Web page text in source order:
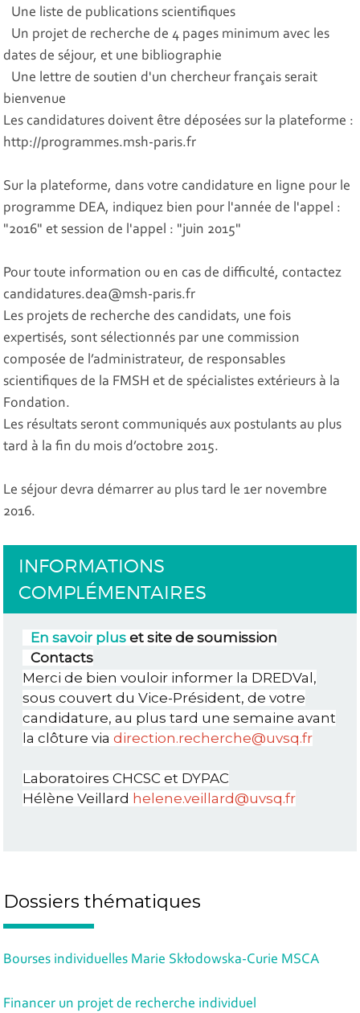
Une liste de publications scientifiques
Un projet de recherche de 4 pages minimum avec les
dates de séjour, et une bibliographie
Une lettre de soutien d'un chercheur français serait
bienvenue
Les candidatures doivent être déposées sur la plateforme :
http://programmes.msh-paris.fr
Sur la plateforme, dans votre candidature en ligne pour le
programme DEA, indiquez bien pour l'année de l'appel :
"2016" et session de l'appel : "juin 2015"
Pour toute information ou en cas de difficulté, contactez
candidatures.dea@msh-paris.fr
Les projets de recherche des candidats, une fois
expertisés, sont sélectionnés par une commission
composée de l’administrateur, de responsables
scientifiques de la FMSH et de spécialistes extérieurs à la
Fondation.
Les résultats seront communiqués aux postulants au plus
tard à la fin du mois d’octobre 2015.
Le séjour devra démarrer au plus tard le 1er novembre
2016.
INFORMATIONS
COMPLÉMENTAIRES
En savoir plus et site de soumission
Contacts
Merci de bien vouloir informer la DREDVal,
sous couvert du Vice-Président, de votre
candidature, au plus tard une semaine avant
la clôture viadirection.recherche@uvsq.fr
Laboratoires CHCSC et DYPAC
Hélène Veillard helene.veillard@uvsq.fr
Dossiers thématiques
Bourses individuelles Marie Skłodowska-Curie MSCA
Financer un projet de recherche individuel